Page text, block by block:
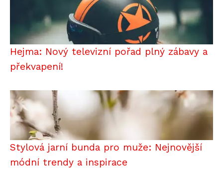
Hejma: Nový televizní pořad plný zábavy a
překvapení!
Stylová jarní bunda pro muže: Nejnovější
módní trendy a inspirace